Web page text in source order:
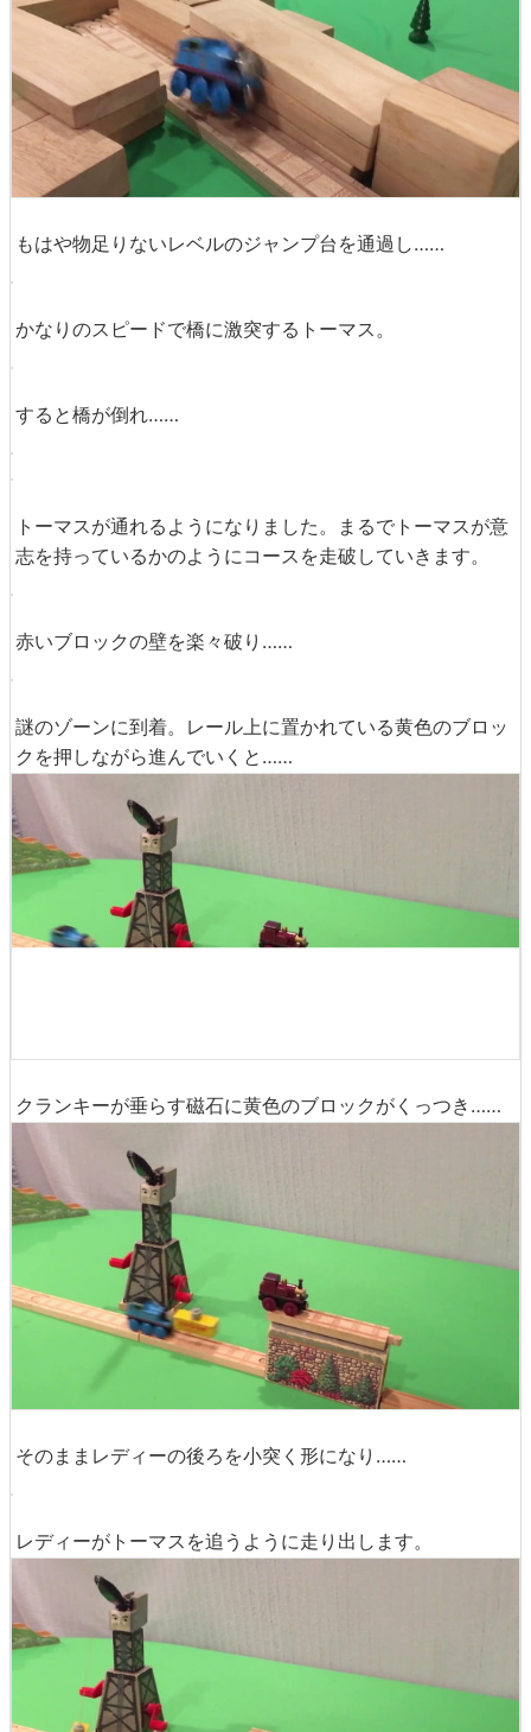
もはや物足りないレベルのジャンプ台を通過し……
かなりのスピードで橋に激突するトーマス。
すると橋が倒れ……
トーマスが通れるようになりました。まるでトーマスが意
志を持っているかのようにコースを走破していきます。
赤いブロックの壁を楽々破り……
クランキーが垂らす磁石に黄色のブロックがくっつき……
そのままレディーの後ろを小突く形になり……